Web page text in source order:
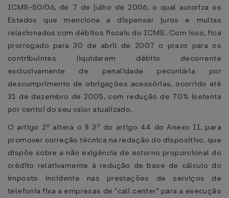
ICMS-50/06, de 7 de julho de 2006, o qual autoriza os
Estados que menciona a dispensar juros e multas
relacionados com débitos fiscais do ICMS. Com isso, fica
prorrogado para 30 de abril de 2007 o prazo para os
contribuintes liquidarem débito decorrente
exclusivamente de penalidade pecuniária por
descumprimento de obrigações acessórias, ocorrido até
31 de dezembro de 2005, com redução de 70% (setenta
por cento) do seu valor atualizado.
O artigo 2º altera o § 3º do artigo 44 do Anexo II, para
promover correção técnica na redação do dispositivo, que
dispõe sobre a não exigência de estorno proporcional do
crédito relativamente à redução de base de cálculo do
imposto incidente nas prestações de serviços de
telefonia fixa a empresas de "call center" para a execução